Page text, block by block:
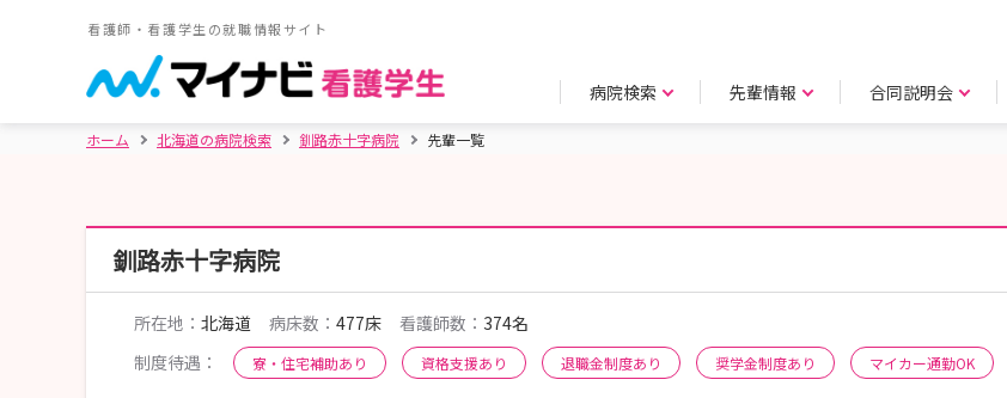
看護師・看護学生の就職情報サイト
病院検索 先輩情報 合同説明会
ホーム 北海道の病院検索 釧路赤十字病院 先輩一覧
釧路赤十字病院
所在地： 北海道 病床数： 477床 看護師数： 374名
制度待遇：
寮・住宅補助あり 資格支援あり 退職金制度あり 奨学金制度あり マイカー通勤OK